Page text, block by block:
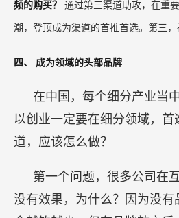
打赢不确定的传播环节。
的是媒体的作用是什么？是要
该怎么增长？
第一，增长有可能受制于品牌知名
就要品牌破圈；或者你是老品牌，但是
第二叫场景触发，你是老品牌但复购
频的购买？ 通过第三渠道助攻，在重
潮，登顶成为渠道的首推首选。第三